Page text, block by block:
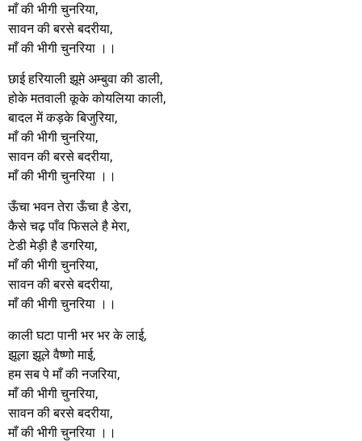
माँ की भीगी चुनरिया,
सावन की बरसे बदरीया,
माँ की भीगी चुनरिया ।।
छाई हरियाली झूमे अम्बुवा की डाली,
होके मतवाली कूके कोयलिया काली,
बादल में कड़के बिजुरिया,
माँ की भीगी चुनरिया,
सावन की बरसे बदरीया,
माँ की भीगी चुनरिया ।।
ऊँचा भवन तेरा ऊँचा है डेरा,
कैसे चढ़ पाँव फिसले है मेरा,
टेडी मेड़ी है डगरिया,
माँ की भीगी चुनरिया,
सावन की बरसे बदरीया,
माँ की भीगी चुनरिया ।।
काली घटा पानी भर भर के लाई,
झूला झूले वैष्णो माई,
हम सब पे माँ की नजरिया,
माँ की भीगी चुनरिया,
सावन की बरसे बदरीया,
माँ की भीगी चुनरिया ।।